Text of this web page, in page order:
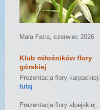
Mała Fatra, czerwiec 2026
Klub miłośników flory
górskiej
Prezentacja flory karpackiej:
tutaj
Prezentacja flory alpejskiej: